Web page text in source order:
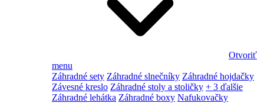
Otvoriť
menu
Záhradné sety Záhradné slnečníky Záhradné hojdačky
Závesné kreslo Záhradné stoly a stoličky + 3 ďalšie
Záhradné lehátka Záhradné boxy Nafukovačky